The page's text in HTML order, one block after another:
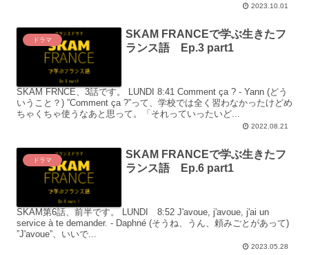
2023.10.01
ドラマ
SKAM FRANCEで学ぶ生きたフ
ランス語 Ep.3 part1
SKAM FRNCE、3話です。 LUNDI 8:41 Comment ça ? - Yann (どう
いうこと？) ”Comment ça ?”って、学校では全く習わなかったけどめ
ちゃくちゃ使うなあと思って。「それっていったいど...
2022.08.21
ドラマ
SKAM FRANCEで学ぶ生きたフ
ランス語 Ep.6 part1
SKAM第6話、前半です。 LUNDI 8:52 J'avoue, j'avoue, j'ai un
service à te demander. - Daphné (そうね、うん、頼みごとがあって)
”J'avoue”、いいで...
2023.05.28